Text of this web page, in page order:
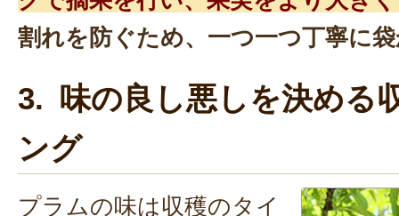
割れを防ぐため、一つ一つ丁寧に
3. 味の良し悪しを決める
ング
プラムの味は収穫のタイ